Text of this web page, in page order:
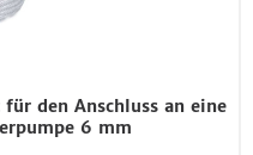
den Anschluss an eine
6 mm